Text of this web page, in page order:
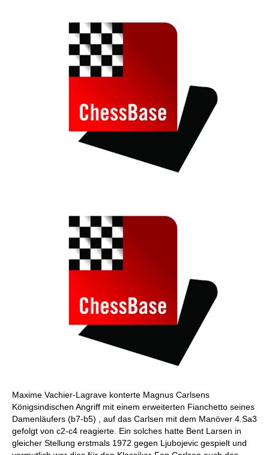
Maxime Vachier-Lagrave konterte Magnus Carlsens
Königsindischen Angriff mit einem erweiterten Fianchetto seines
Damenläufers (b7-b5) , auf das Carlsen mit dem Manöver 4.Sa3
gefolgt von c2-c4 reagierte. Ein solches hatte Bent Larsen in
gleicher Stellung erstmals 1972 gegen Ljubojevic gespielt und